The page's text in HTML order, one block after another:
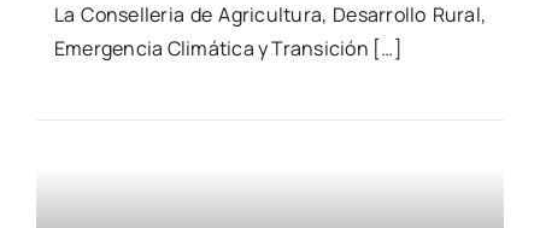
La Con­se­lle­ria de Agri­cul­tu­ra, Desa­rro­llo Rural,
Emer­gen­cia Cli­má­ti­ca y Tran­si­ción […]